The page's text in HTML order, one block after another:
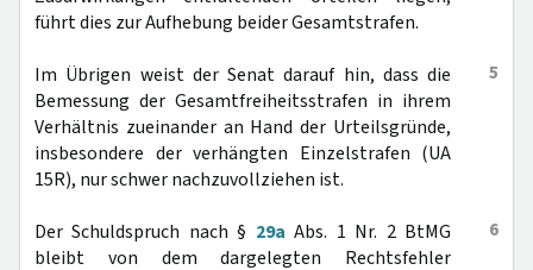
führt dies zur Aufhebung beider Gesamtstrafen.
5
Im Übrigen weist der Senat darauf hin, dass die
Bemessung der Gesamtfreiheitsstrafen in ihrem
Verhältnis zueinander an Hand der Urteilsgründe,
insbesondere der verhängten Einzelstrafen (UA
15R), nur schwer nachzuvollziehen ist.
6
Der Schuldspruch nach § 29a Abs. 1 Nr. 2 BtMG
bleibt von dem dargelegten Rechtsfehler